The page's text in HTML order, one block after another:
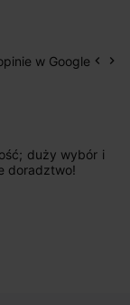
w Google keyboard_arrow_left keyboard_arrow_right
duży wybór i
doradztwo!